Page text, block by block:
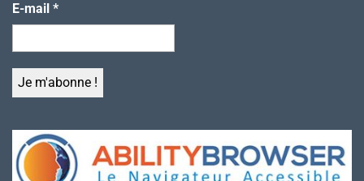
E-mail *